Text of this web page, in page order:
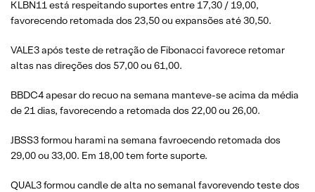
KLBN11 está respeitando suportes entre 17,30 / 19,00,
favorecendo retomada dos 23,50 ou expansões até 30,50.
VALE3 após teste de retração de Fibonacci favorece retomar
altas nas direções dos 57,00 ou 61,00.
BBDC4 apesar do recuo na semana manteve-se acima da média
de 21 dias, favorecendo a retomada dos 22,00 ou 26,00.
JBSS3 formou harami na semana favroecendo retomada dos
29,00 ou 33,00. Em 18,00 tem forte suporte.
QUAL3 formou candle de alta no semanal favorevendo teste dos